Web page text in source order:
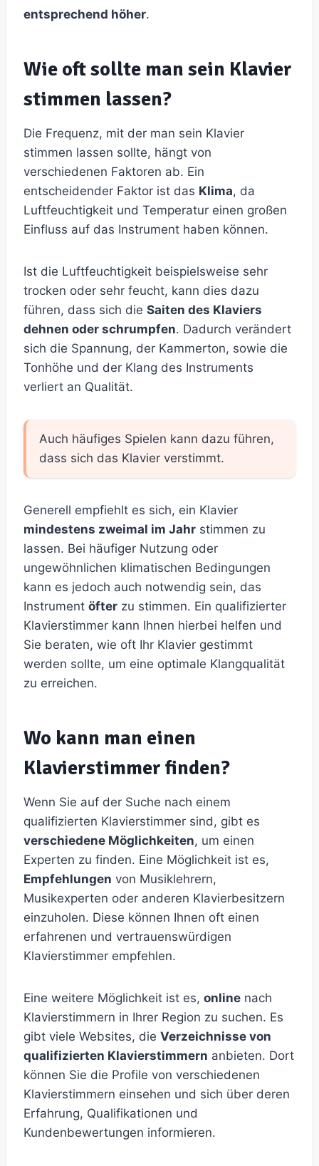
entsprechend höher.
Wie oft sollte man sein Klavier
stimmen lassen?
Die Frequenz, mit der man sein Klavier
stimmen lassen sollte, hängt von
verschiedenen Faktoren ab. Ein
entscheidender Faktor ist das Klima, da
Luftfeuchtigkeit und Temperatur einen großen
Einfluss auf das Instrument haben können.
Ist die Luftfeuchtigkeit beispielsweise sehr
trocken oder sehr feucht, kann dies dazu
führen, dass sich die Saiten des Klaviers
dehnen oder schrumpfen. Dadurch verändert
sich die Spannung, der Kammerton, sowie die
Tonhöhe und der Klang des Instruments
verliert an Qualität.
Auch häufiges Spielen kann dazu führen,
dass sich das Klavier verstimmt.
Generell empfiehlt es sich, ein Klavier
mindestens zweimal im Jahr stimmen zu
lassen. Bei häufiger Nutzung oder
ungewöhnlichen klimatischen Bedingungen
kann es jedoch auch notwendig sein, das
Instrument öfter zu stimmen. Ein qualifizierter
Klavierstimmer kann Ihnen hierbei helfen und
Sie beraten, wie oft Ihr Klavier gestimmt
werden sollte, um eine optimale Klangqualität
zu erreichen.
Wo kann man einen
Klavierstimmer finden?
Wenn Sie auf der Suche nach einem
qualifizierten Klavierstimmer sind, gibt es
verschiedene Möglichkeiten, um einen
Experten zu finden. Eine Möglichkeit ist es,
Empfehlungen von Musiklehrern,
Musikexperten oder anderen Klavierbesitzern
einzuholen. Diese können Ihnen oft einen
erfahrenen und vertrauenswürdigen
Klavierstimmer empfehlen.
Eine weitere Möglichkeit ist es, online nach
Klavierstimmern in Ihrer Region zu suchen. Es
gibt viele Websites, die Verzeichnisse von
qualifizierten Klavierstimmern anbieten. Dort
können Sie die Profile von verschiedenen
Klavierstimmern einsehen und sich über deren
Erfahrung, Qualifikationen und
Kundenbewertungen informieren.